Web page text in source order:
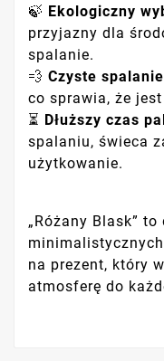
🍃 Ekologiczny
przyjazny dla
spalanie.
💨 Czyste spalanie
co sprawia, że
⏳ Dłuższy czas
spalaniu, świeca
użytkowanie.
„Różany Blask”
na prezent, który
atmosferę do